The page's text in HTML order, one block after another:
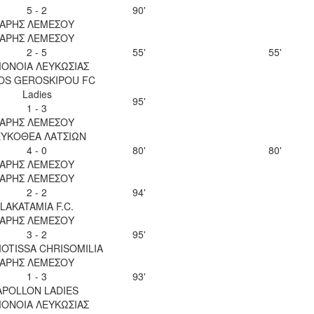
5 - 2
ΑΡΗΣ ΛΕΜΕΣΟΥ
90'
ΑΡΗΣ ΛΕΜΕΣΟΥ
2 - 5
ΛΕΥΚΩΣΙΑΣ
55'
55'
GEROSKIPOU FC
Ladies
1 - 3
ΑΡΗΣ ΛΕΜΕΣΟΥ
95'
ΛΑΤΣΙΩΝ
4 - 0
ΑΡΗΣ ΛΕΜΕΣΟΥ
80'
80'
ΑΡΗΣ ΛΕΜΕΣΟΥ
2 - 2
LAKATAMIA F.C.
94'
ΑΡΗΣ ΛΕΜΕΣΟΥ
3 - 2
CHRISOMILIA
95'
ΑΡΗΣ ΛΕΜΕΣΟΥ
1 - 3
LADIES
93'
ΛΕΥΚΩΣΙΑΣ